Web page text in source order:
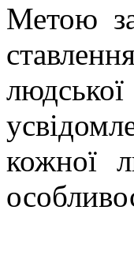
Метою
людської
кожної